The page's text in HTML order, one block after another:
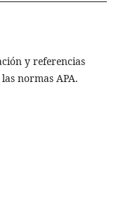
y referencias
normas APA.